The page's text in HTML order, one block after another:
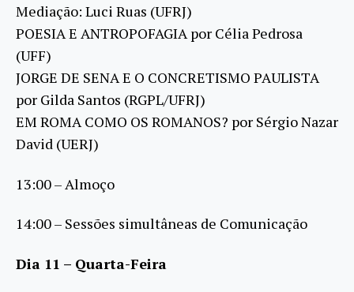
Mediação: Luci Ruas (UFRJ)
POESIA E ANTROPOFAGIA por Célia Pedrosa
(UFF)
JORGE DE SENA E O CONCRETISMO PAULISTA
por Gilda Santos (RGPL/UFRJ)
EM ROMA COMO OS ROMANOS? por Sérgio Nazar
David (UERJ)
13:00 – Almoço
14:00 – Sessões simultâneas de Comunicação
Dia 11 – Quarta-Feira